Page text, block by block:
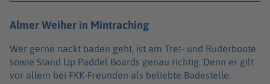
Almer Weiher in Mintraching
Wer gerne nackt baden geht, ist am Tret- und Ruderboote
sowie Stand Up Paddel Boards genau richtig. Denn er gilt
vor allem bei FKK-Freunden als beliebte Badestelle.